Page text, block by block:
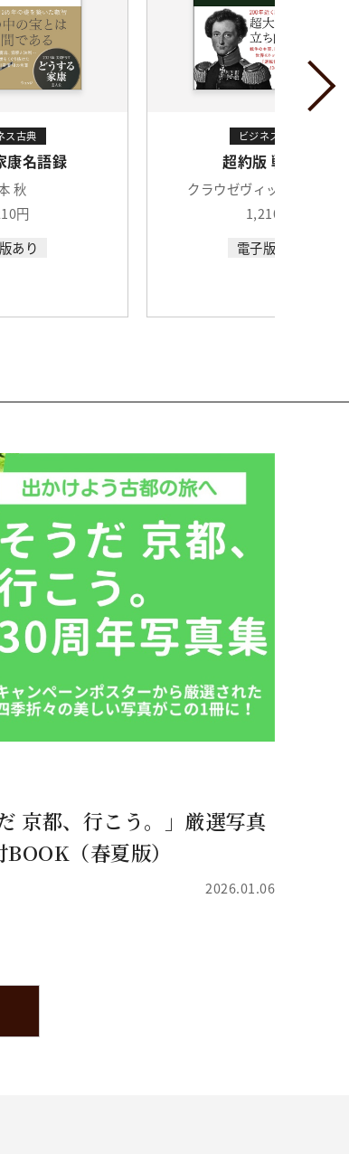
ス古典
戦争論
ッツ ,夏川賀央
円
版あり
ビジネス古典
超約版 方丈記
鴨長明 ,城島明彦
1,100円
電子版あり
京都、行こう。」厳選写真
（春夏版）
2026.01.06